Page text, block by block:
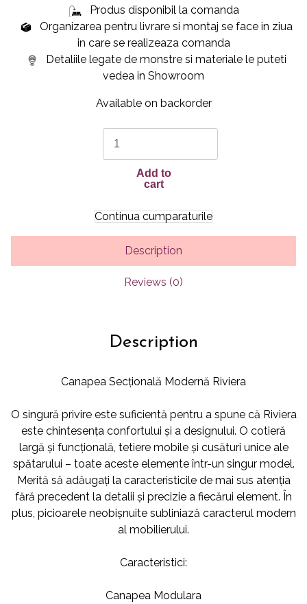
Produs disponibil la comanda
Organizarea pentru livrare si montaj se face in ziua
in care se realizeaza comanda
Detaliile legate de monstre si materiale le puteti
vedea in Showroom
Available on backorder
quantity
Add to
cart
Continua cumparaturile
Description
Reviews (0)
Description
Canapea Secțională Modernă Riviera
O singură privire este suficientă pentru a spune că Riviera
este chintesența confortului și a designului. O cotieră
largă și funcțională, tetiere mobile și cusături unice ale
spătarului – toate aceste elemente într-un singur model.
Merită să adăugați la caracteristicile de mai sus atenția
fără precedent la detalii și precizie a fiecărui element. În
plus, picioarele neobișnuite subliniază caracterul modern
al mobilierului.
Caracteristici:
Canapea Modulara